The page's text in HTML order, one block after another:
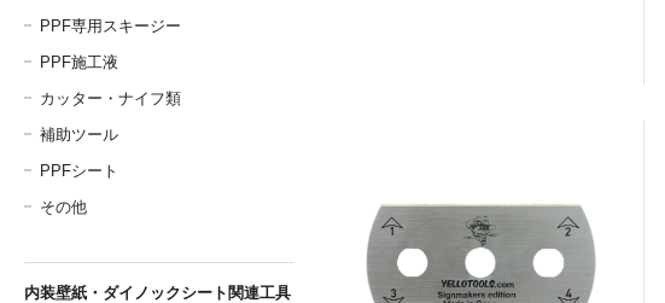
PPF専用スキージー
PPF施工液
カッター・ナイフ類
補助ツール
PPFシート
その他
内装壁紙・ダイノックシート関連工具